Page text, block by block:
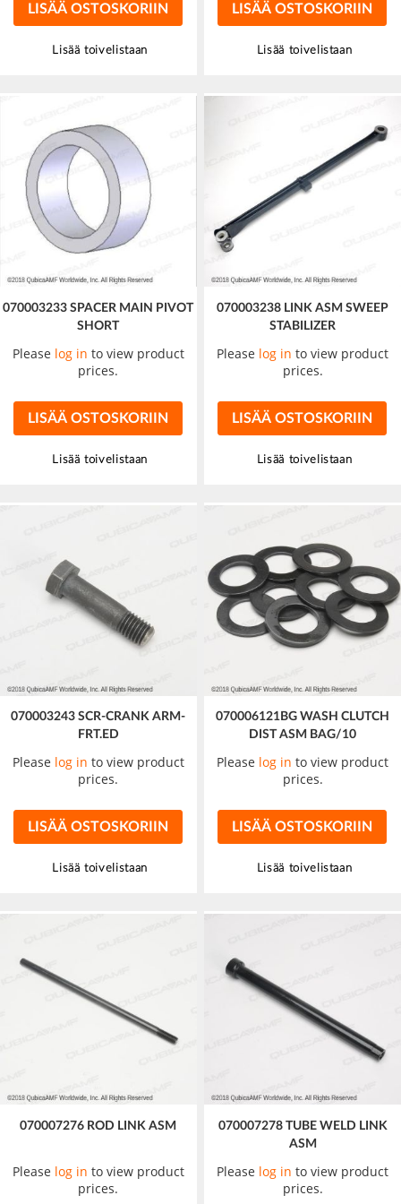
LISÄÄ OSTOSKORIIN
Lisää toivelistaan
LISÄÄ OSTOSKORIIN
Lisää toivelistaan
070003233 SPACER MAIN PIVOT
SHORT
Please log in to view product
prices.
LISÄÄ OSTOSKORIIN
Lisää toivelistaan
070003238 LINK ASM SWEEP
STABILIZER
Please log in to view product
prices.
LISÄÄ OSTOSKORIIN
Lisää toivelistaan
070003243 SCR-CRANK ARM-
FRT.ED
Please log in to view product
prices.
LISÄÄ OSTOSKORIIN
Lisää toivelistaan
070006121BG WASH CLUTCH
DIST ASM BAG/10
Please log in to view product
prices.
LISÄÄ OSTOSKORIIN
Lisää toivelistaan
070007276 ROD LINK ASM
Please log in to view product
prices.
070007278 TUBE WELD LINK
ASM
Please log in to view product
prices.